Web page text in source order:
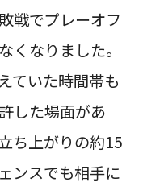
戦でプレーオフ
くなりました。
ていた時間帯も
した場面があ
ち上がりの約15
ンスでも相手に